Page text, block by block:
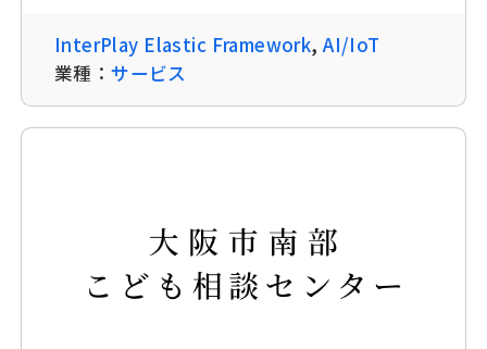
InterPlay Elastic Framework,AI/IoT
業種：サービス